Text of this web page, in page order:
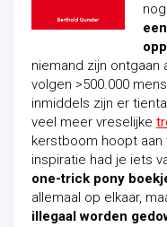
niemand zijn ontgaan
volgen >500.000
inmiddels zijn er
veel meer vreselijke
kerstboom hoopt
inspiratie had je iets
one-trick pony
allemaal op elkaar,
illegaal worden